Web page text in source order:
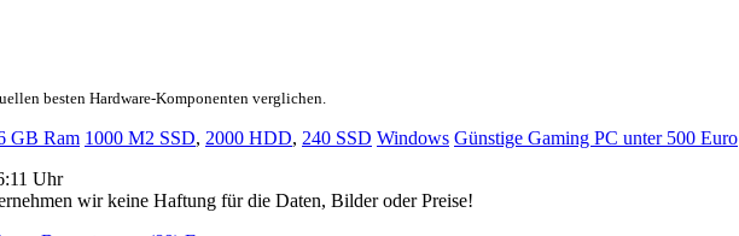
besten Hardware-Komponenten verglichen.
GB Ram 1000 M2 SSD, 2000 HDD, 240 SSD Windows Günstige Gaming PC unter 500 Euro
Uhr
wir keine Haftung für die Daten, Bilder oder Preise!